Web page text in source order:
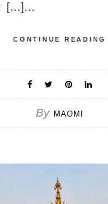
[…]…
CONTINUE READING
By MAOMI